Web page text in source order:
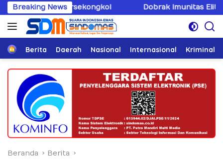
Langsung
ke
konten
Breaking News Dobrak Imunitas Elit, PPWI Minta
HomeBerita Daerah Nasional Internasional Kriminal
Beranda Berita